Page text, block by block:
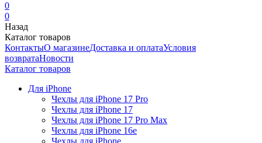
0
0
Назад
Каталог товаров
КонтактыО магазинеДоставка и оплатаУсловия
возвратаНовости
Каталог товаров
Для iPhone
Чехлы для iPhone 17 Pro
Чехлы для iPhone 17
Чехлы для iPhone 17 Pro Max
Чехлы для iPhone 16e
Чехлы для iPhone